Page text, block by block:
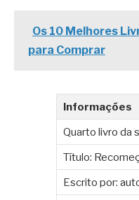
Os 10 Melhores
para Comprar
Informações
Quarto livro da
Título:
Escrito por: